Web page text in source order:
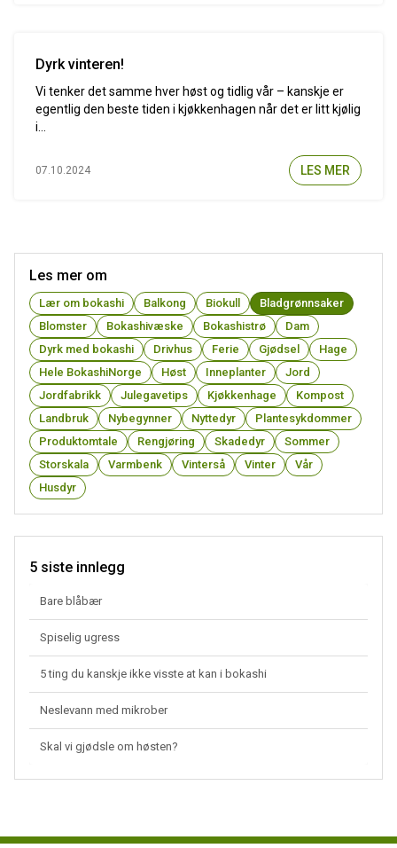
Dyrk vinteren!
Vi tenker det samme hver høst og tidlig vår – kanskje er
egentlig den beste tiden i kjøkkenhagen når det er litt kjølig
i...
07.10.2024 LES MER
Les mer om
Lær om bokashi Balkong Biokull
Bladgrønnsaker
Blomster
Bokashivæske Bokashistrø
Dam
Dyrk med bokashi
Drivhus Ferie Gjødsel
Hage
Hele BokashiNorge
Høst Inneplanter
Jord
Jordfabrikk
Julegavetips Kjøkkenhage
Kompost
Landbruk
Nybegynner Nyttedyr
Plantesykdommer
Produktomtale
Rengjøring Skadedyr
Sommer
Storskala
Varmbenk Vinterså Vinter
Vår
Husdyr
5 siste innlegg
Bare blåbær
Spiselig ugress
5 ting du kanskje ikke visste at kan i bokashi
Neslevann med mikrober
Skal vi gjødsle om høsten?